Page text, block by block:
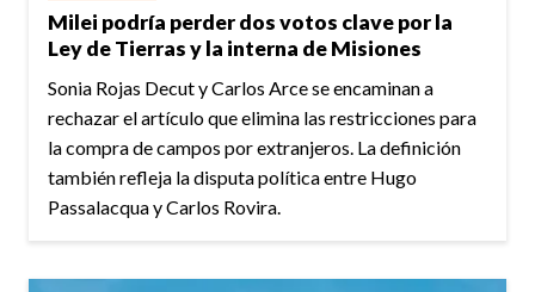
Milei podría perder dos votos clave por la
Ley de Tierras y la interna de Misiones
Sonia Rojas Decut y Carlos Arce se encaminan a
rechazar el artículo que elimina las restricciones para
la compra de campos por extranjeros. La definición
también refleja la disputa política entre Hugo
Passalacqua y Carlos Rovira.